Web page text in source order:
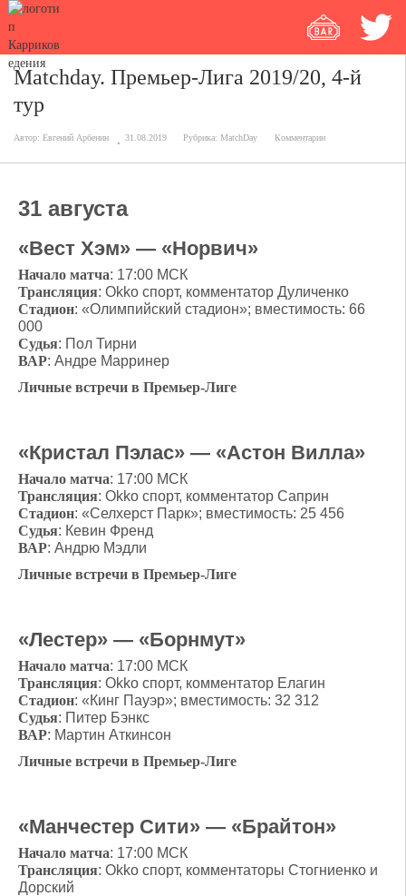
Matchday. Премьер-Лига 2019/20, 4-й
тур
Автор: Евгений Арбенин 31.08.2019 Рубрика: MatchDay Комментарии
31 августа
«Вест Хэм» — «Норвич»
Начало матча: 17:00 МСК
Трансляция: Okko cпорт, комментатор Дуличенко
Стадион: «Олимпийский стадион»; вместимость: 66
000
Судья: Пол Тирни
ВАР: Андре Марринер
Личные встречи в Премьер-Лиге
«Кристал Пэлас» — «Астон Вилла»
Начало матча: 17:00 МСК
Трансляция: Okko cпорт, комментатор Саприн
Стадион: «Селхерст Парк»; вместимость: 25 456
Судья: Кевин Френд
ВАР: Андрю Мэдли
Личные встречи в Премьер-Лиге
«Лестер» — «Борнмут»
Начало матча: 17:00 МСК
Трансляция: Okko cпорт, комментатор Елагин
Стадион: «Кинг Пауэр»; вместимость: 32 312
Судья: Питер Бэнкс
ВАР: Мартин Аткинсон
Личные встречи в Премьер-Лиге
«Манчестер Сити» — «Брайтон»
Начало матча: 17:00 МСК
Трансляция: Okko cпорт, комментаторы Стогниенко и
Дорский